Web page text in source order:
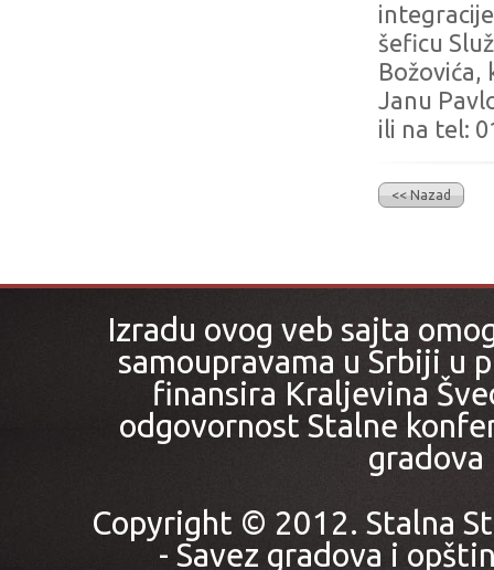
šeficu
Janu
ili na tel:
<< Nazad
Izradu ovog veb sajta
samoupravama u Srbiji u
finansira Kraljevina
odgovornost Stalne
gradova
Copyright © 2012. Stalna
- Savez gradova i